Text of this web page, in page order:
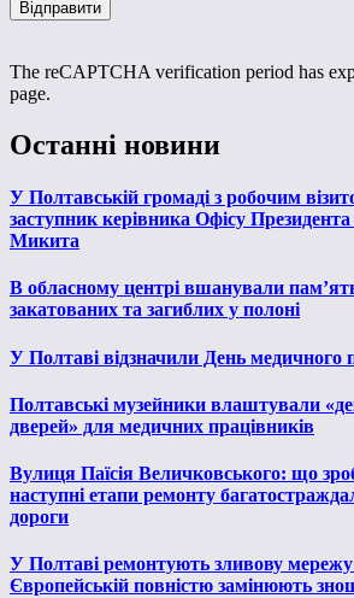
The reCAPTCHA verification period has
page.
Останні новини
У Полтавській громаді з робочим
заступник керівника Офісу
Микита
В обласному центрі вшанували
закатованих та загиблих у полоні
У Полтаві відзначили День медичного
Полтавські музейники влаштували
дверей» для медичних працівників
Вулиця Паїсія Величковського: що
наступні етапи ремонту
дороги
У Полтаві ремонтують зливову
Європейській повністю замінюють